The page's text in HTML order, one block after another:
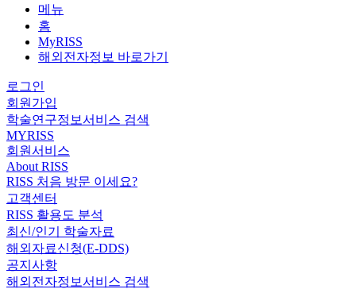
메뉴
홈
MyRISS
해외전자정보 바로가기
로그인
회원가입
학술연구정보서비스 검색
MYRISS
회원서비스
About RISS
RISS 처음 방문 이세요?
고객센터
RISS 활용도 분석
최신/인기 학술자료
해외자료신청(E-DDS)
공지사항
해외전자정보서비스 검색